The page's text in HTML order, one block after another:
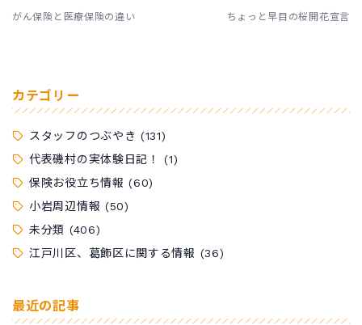
がん保険と医療保険の違い ちょっと早目の桜開花宣言
カテゴリー
スタッフのつぶやき (131)
代表磯村の実体験日記！
(1)
保険お役立ち情報 (60)
小岩周辺情報 (50)
未分類 (406)
江戸川区、葛飾区に関する情報 (36)
最近の記事